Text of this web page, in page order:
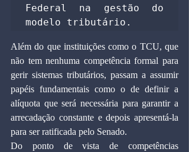
Federal na gestão do
modelo tributário.
Além do que instituições como o TCU, que
não tem nenhuma competência formal para
gerir sistemas tributários, passam a assumir
papéis fundamentais como o de definir a
alíquota que será necessária para garantir a
arrecadação constante e depois apresentá-la
para ser ratificada pelo Senado.
Do ponto de vista de competências